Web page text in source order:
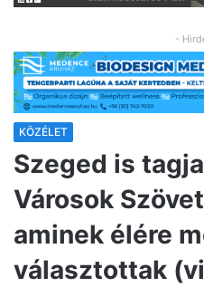
-
KÖZÉLET
Szeged is
Városok
aminek élére
választottak